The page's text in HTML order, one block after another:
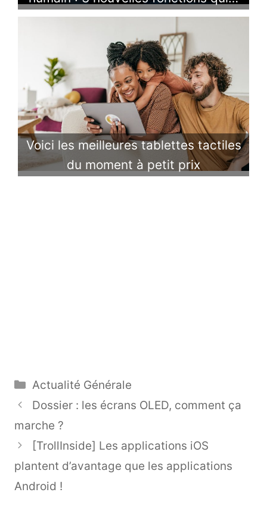
Voici les meilleures tablettes tactiles
du moment à petit prix
Catégories
Actualité Générale
Dossier : les écrans OLED, comment ça
marche ?
[TrollInside] Les applications iOS
plantent d’avantage que les applications
Android !